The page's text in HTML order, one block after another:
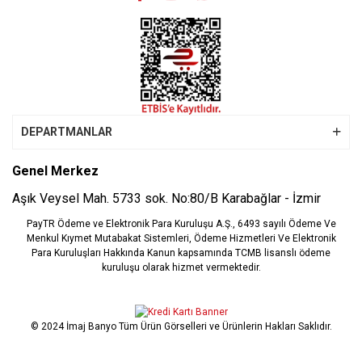
DEPARTMANLAR
Genel Merkez
Aşık Veysel Mah. 5733 sok. No:80/B Karabağlar - İzmir
PayTR Ödeme ve Elektronik Para Kuruluşu A.Ş., 6493 sayılı Ödeme Ve
Menkul Kıymet Mutabakat Sistemleri, Ödeme Hizmetleri Ve Elektronik
Para Kuruluşları Hakkında Kanun kapsamında TCMB lisanslı ödeme
kuruluşu olarak hizmet vermektedir.
© 2024 İmaj Banyo Tüm Ürün Görselleri ve Ürünlerin Hakları Saklıdır.